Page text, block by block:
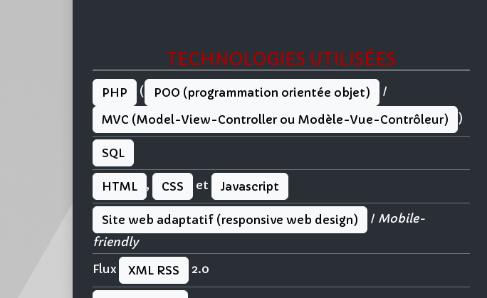
TECHNOLOGIES UTILISÉES
PHP ( POO (programmation orientée objet)
/
MVC (Model-View-Controller ou Modèle-Vue-Contrôleur)
)
SQL
HTML , CSS et Javascript
Site web adaptatif (responsive web design) / Mobile-
friendly
Flux
XML RSS 2.0